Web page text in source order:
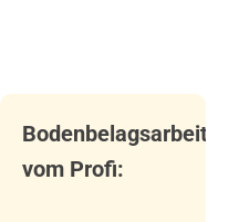
Bodenbelagsarbeiten
vom Profi: